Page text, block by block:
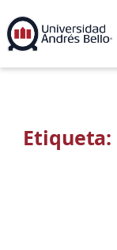
Etiqueta: